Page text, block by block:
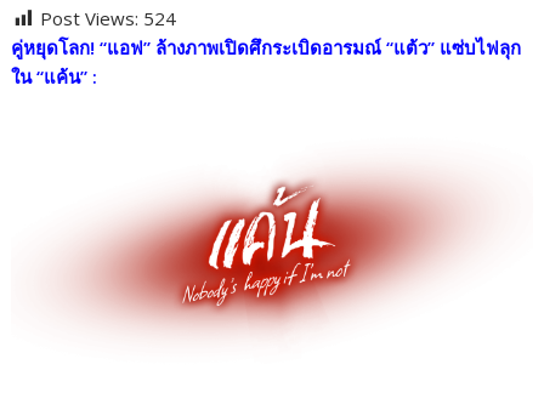
e
b
itte p
k
ar
Post Views: 524
คู่หยุดโลก! “แอฟ” ล้างภาพเปิดศึกระเบิดอารมณ์ “แต้ว” แซ่บไฟลุก
ใน “แค้น” :